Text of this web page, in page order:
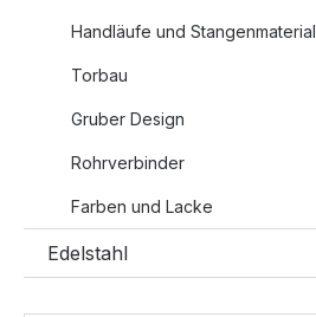
Handläufe und Stangenmaterial
Torbau
Gruber Design
Rohrverbinder
Farben und Lacke
Edelstahl